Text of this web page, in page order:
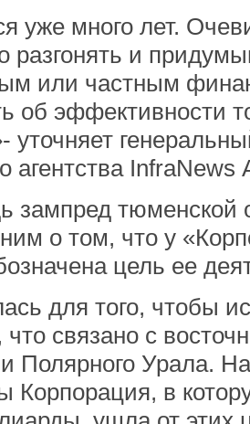
уже много лет.
разгонять и
или частным
об эффективности
агентства
зампред
о том, что у
цель ее
для того, чтобы
что связано с
Полярного Урала.
Корпорация, в